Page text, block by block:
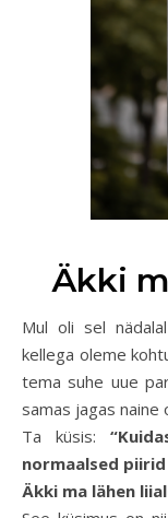
Äkki
Mul oli sel nädalal kliendiks üks imearmas naisterahvas,
kellega oleme
tema suhe uue
samas jagas
Ta küsis:
normaalsed
Äkki ma lähen